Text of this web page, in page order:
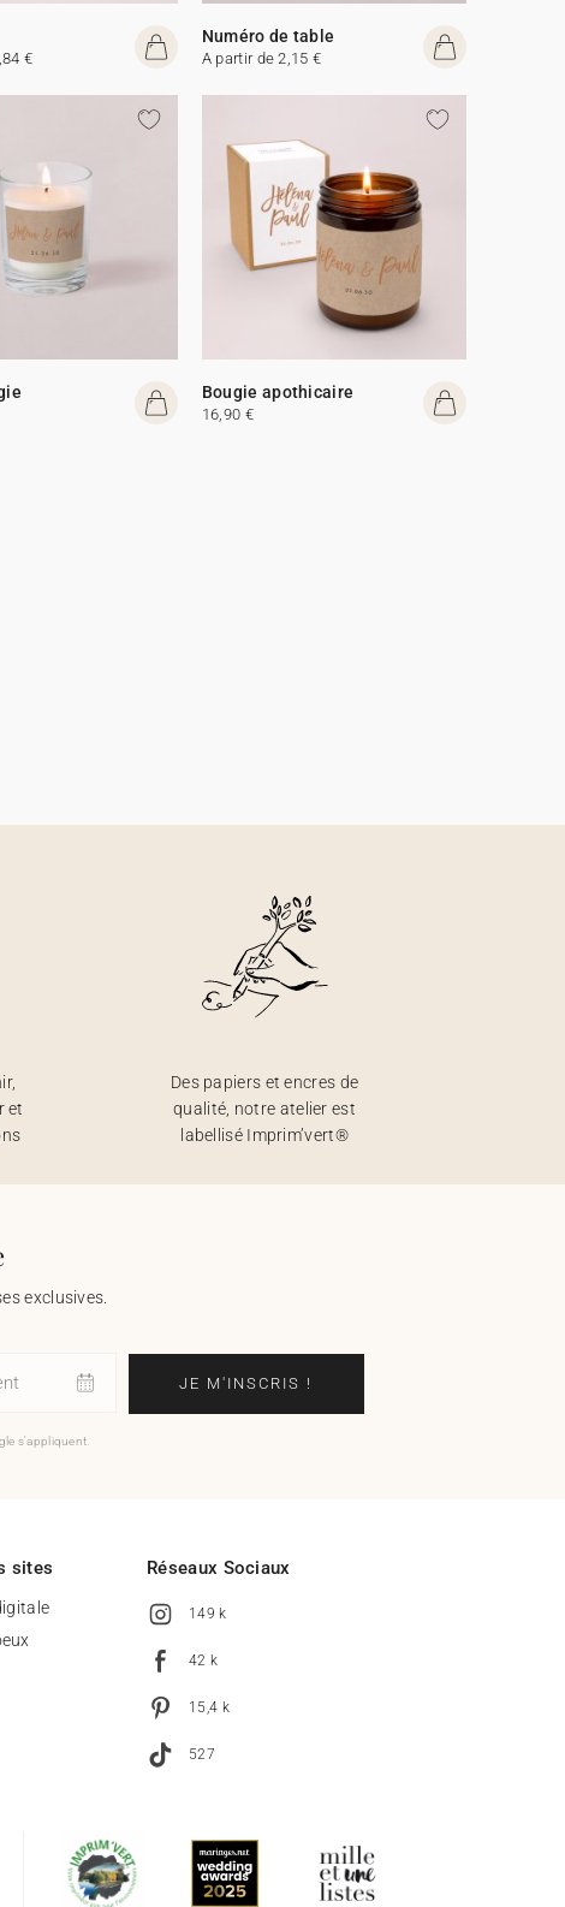
€
Numéro de table
A partir de 2,15 €
Bougie apothicaire
16,90 €
et
Des papiers et encres de
qualité, notre atelier est
labellisé Imprim’vert®
exclusives.
JE M'INSCRIS !
s'appliquent.
sites Réseaux Sociaux
149 k
42 k
15,4 k
527